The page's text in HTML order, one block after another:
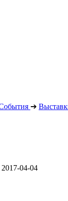
➔
2017-04-04